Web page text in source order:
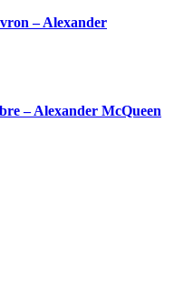
– Alexander
– Alexander McQueen